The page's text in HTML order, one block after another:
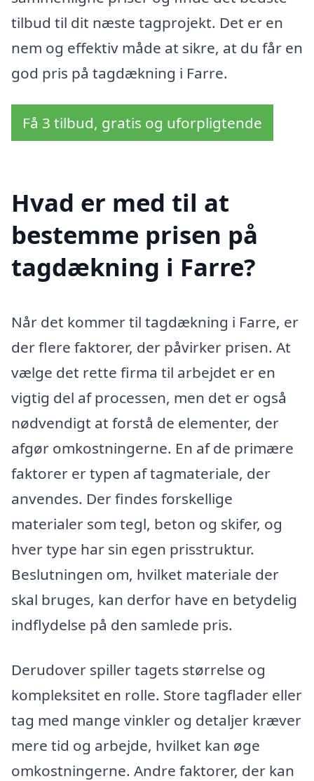
tilbud til dit næste tagprojekt. Det er en
nem og effektiv måde at sikre, at du får en
god pris på tagdækning i Farre.
Få 3 tilbud, gratis og uforpligtende
Hvad er med til at
bestemme prisen på
tagdækning i Farre?
Når det kommer til tagdækning i Farre, er
der flere faktorer, der påvirker prisen. At
vælge det rette firma til arbejdet er en
vigtig del af processen, men det er også
nødvendigt at forstå de elementer, der
afgør omkostningerne. En af de primære
faktorer er typen af tagmateriale, der
anvendes. Der findes forskellige
materialer som tegl, beton og skifer, og
hver type har sin egen prisstruktur.
Beslutningen om, hvilket materiale der
skal bruges, kan derfor have en betydelig
indflydelse på den samlede pris.
Derudover spiller tagets størrelse og
kompleksitet en rolle. Store tagflader eller
tag med mange vinkler og detaljer kræver
mere tid og arbejde, hvilket kan øge
omkostningerne. Andre faktorer, der kan